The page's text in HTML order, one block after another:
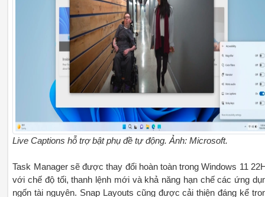
Live Captions hỗ trợ bật phụ đề tự động. Ảnh: Microsoft.
Task Manager sẽ được thay đổi hoàn toàn trong Windows 11
với chế độ tối, thanh lệnh mới và khả năng hạn chế các ứng
ngốn tài nguyên. Snap Layouts cũng được cải thiện đáng kể